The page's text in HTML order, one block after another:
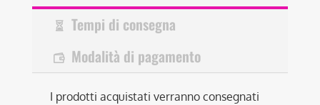
Tempi di consegna
Modalità di pagamento
I prodotti acquistati verranno consegnati